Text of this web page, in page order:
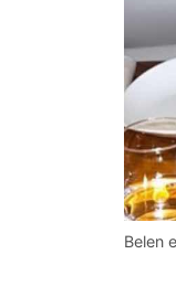
Belen